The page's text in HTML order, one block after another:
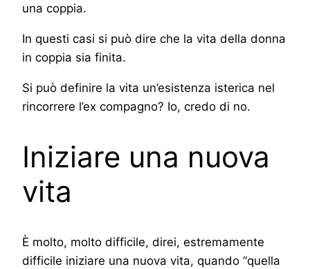
una coppia.
In questi casi si può dire che la vita della donna
in coppia sia finita.
Si può definire la vita un’esistenza isterica nel
rincorrere l’ex compagno? Io, credo di no.
Iniziare una nuova
vita
È molto, molto difficile, direi, estremamente
difficile iniziare una nuova vita, quando “quella